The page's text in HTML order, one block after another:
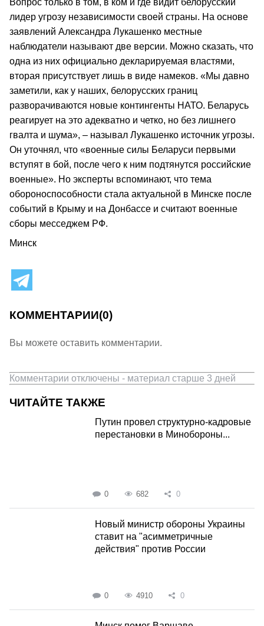
Вопрос только в том, в ком и где видит белорусский
лидер угрозу независимости своей страны. На основе
заявлений Александра Лукашенко местные
наблюдатели называют две версии. Можно сказать, что
одна из них официально декларируемая властями,
вторая присутствует лишь в виде намеков. «Мы давно
заметили, как у наших, белорусских границ
разворачиваются новые контингенты НАТО. Беларусь
реагирует на это адекватно и четко, но без лишнего
гвалта и шума», – называл Лукашенко источник угрозы.
Он уточнял, что «военные силы Беларуси первыми
вступят в бой, после чего к ним подтянутся российские
военные». Но эксперты вспоминают, что тема
обороноспособности стала актуальной в Минске после
событий в Крыму и на Донбассе и считают военные
сборы месседжем РФ.
Минск
КОММЕНТАРИИ(0)
Вы можете оставить комментарии.
Комментарии отключены - материал старше 3 дней
ЧИТАЙТЕ ТАКЖЕ
Путин провел структурно-кадровые
перестановки в Минобороны...
0 682 0
Новый министр обороны Украины
ставит на "асимметричные
действия" против России
0 4910 0